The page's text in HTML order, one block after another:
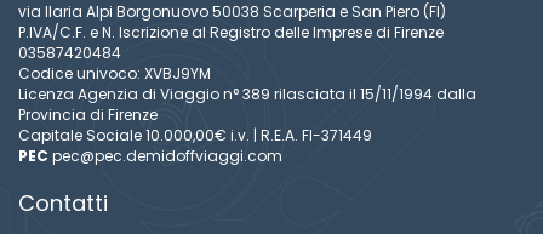
via Ilaria Alpi Borgonuovo 50038 Scarperia e San Piero (FI)
P.IVA/C.F. e N. Iscrizione al Registro delle Imprese di Firenze
03587420484
Codice univoco: XVBJ9YM
Licenza Agenzia di Viaggio n° 389 rilasciata il 15/11/1994 dalla
Provincia di Firenze
Capitale Sociale 10.000,00€ i.v. | R.E.A. FI-371449
PEC pec@pec.demidoffviaggi.com
Contatti